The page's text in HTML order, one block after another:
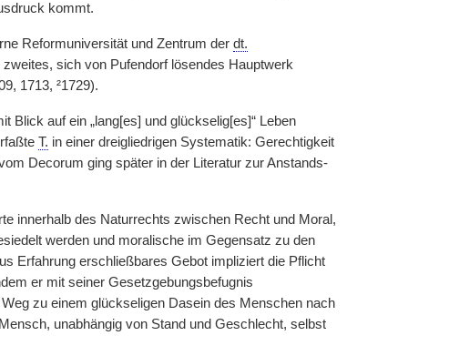
kommt.
Reformuniversität und Zentrum der dt.
sich von Pufendorf lösendes Hauptwerk
1713, ²1729).
Blick auf ein „lang[es] und glückselig[es]“ Leben
T. in einer dreigliedrigen Systematik: Gerechtigkeit
Decorum ging später in der Literatur zur Anstands-
innerhalb des Naturrechts zwischen Recht und Moral,
werden und moralische im Gegensatz zu den
Erfahrung erschließbares Gebot impliziert die Pflicht
er mit seiner Gesetzgebungsbefugnis
zu einem glückseligen Dasein des Menschen nach
unabhängig von Stand und Geschlecht, selbst